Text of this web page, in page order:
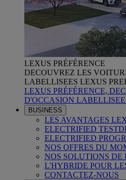
LEXUS PRÉFÉRENCE
DECOUVREZ LES
LABELLISEES LEXUS
LEXUS PRÉFÉRENCE,
D'OCCASION
BUSINESS
LES AVANTAGES
ELECTRIFIED
ELECTRIFIED
NOS OFFRES DU
NOS SOLUTIONS
L'HYBRIDE POUR
CONTACTEZ-NOUS